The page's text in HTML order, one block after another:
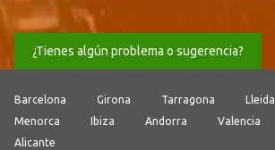
¿Tienes algún problema o sugerencia?
Barcelona Girona Tarragona Lleida
Menorca
Ibiza Andorra Valencia
Alicante